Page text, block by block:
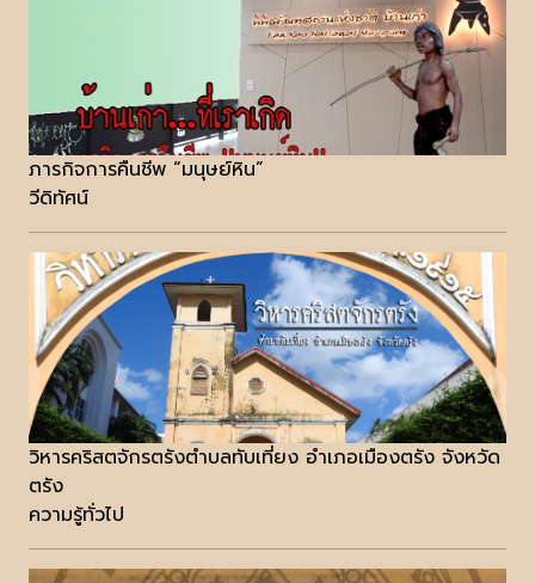
ภารกิจการคืนชีพ “มนุษย์หิน”
วีดิทัศน์
วิหารคริสตจักรตรังตำบลทับเที่ยง อำเภอเมืองตรัง จังหวัด
ตรัง
ความรู้ทั่วไป